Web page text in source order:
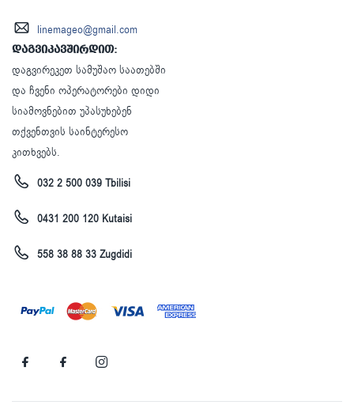
linemageo@gmail.com
დაგვიკავშირდით:
დაგვირეკეთ სამუშაო საათებში
და ჩვენი ოპერატორები დიდი
სიამოვნებით უპასუხებენ
თქვენთვის საინტერესო
კითხვებს.
032 2 500 039 Tbilisi
0431 200 120 Kutaisi
558 38 88 33 Zugdidi